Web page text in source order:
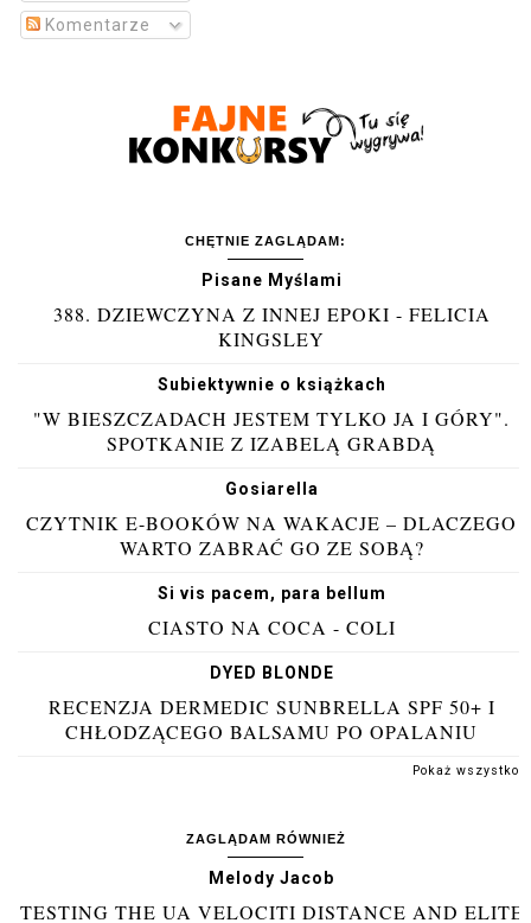
Komentarze
CHĘTNIE ZAGLĄDAM:
Pisane Myślami
388. DZIEWCZYNA Z INNEJ EPOKI - FELICIA
KINGSLEY
Subiektywnie o książkach
"W BIESZCZADACH JESTEM TYLKO JA I GÓRY".
SPOTKANIE Z IZABELĄ GRABDĄ
Gosiarella
CZYTNIK E-BOOKÓW NA WAKACJE – DLACZEGO
WARTO ZABRAĆ GO ZE SOBĄ?
Si vis pacem, para bellum
CIASTO NA COCA - COLI
DYED BLONDE
RECENZJA DERMEDIC SUNBRELLA SPF 50+ I
CHŁODZĄCEGO BALSAMU PO OPALANIU
Pokaż wszystko
ZAGLĄDAM RÓWNIEŻ
Melody Jacob
TESTING THE UA VELOCITI DISTANCE AND ELITE